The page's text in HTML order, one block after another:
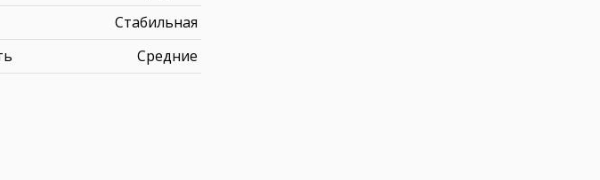
Стабильная
Средние